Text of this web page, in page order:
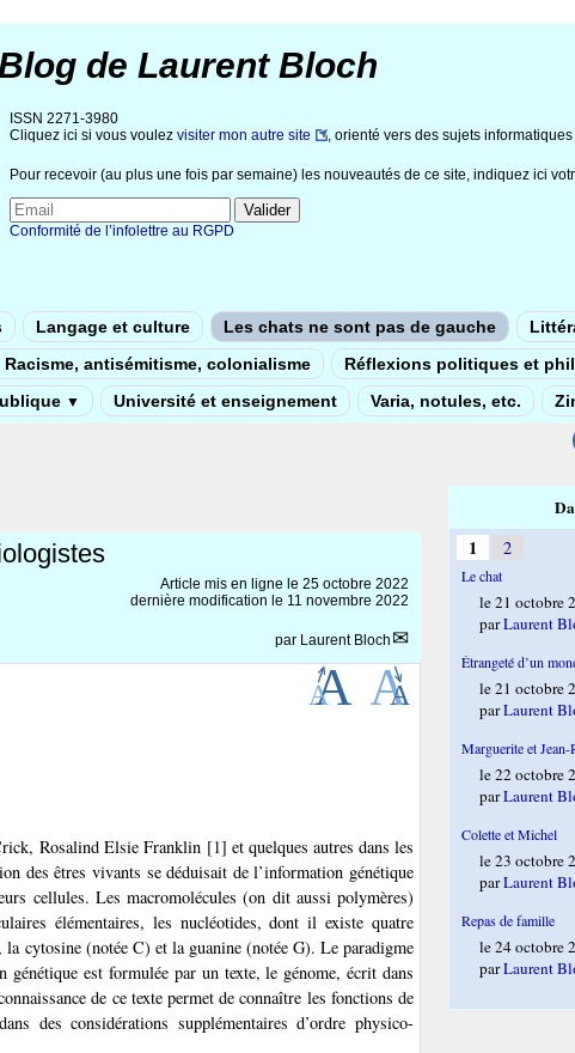
de Laurent Bloch
ISSN 2271-3980
Cliquez ici si vous voulez visiter mon autre site , orienté vers des sujets
Pour recevoir (au plus une fois par semaine) les nouveautés de ce site, indiquez ici
Conformité de l’infolettre au RGPD
Langage et culture Les chats ne sont pas de gauche
Racisme, antisémitisme, colonialisme
Réflexions politiques et
▼ Université et enseignement Varia, notules, etc.
Article mis en ligne le 25 octobre 2022
dernière modification le 11 novembre 2022
par Laurent Bloch
Rosalind Elsie Franklin[1] et quelques autres dans les
des êtres vivants se déduisait de l’information génétique
cellules. Les macromolécules (on dit aussi polymères)
élémentaires, les nucléotides, dont il existe quatre
cytosine (notée C) et la guanine (notée G). Le paradigme
est formulée par un texte, le génome, écrit dans
de ce texte permet de connaître les fonctions de
des considérations supplémentaires d’ordre physico-
1 2
Le chat
le 21 octobre
parLaurent
Étrangeté d’un
le 21 octobre
parLaurent
Marguerite et Jean-
le 22 octobre
parLaurent
Colette et Michel
le 23 octobre
parLaurent
Repas de famille
le 24 octobre
parLaurent